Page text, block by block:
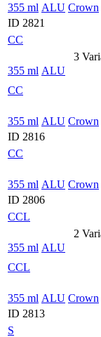
355 ml ALU Crown
ID 2821
CC
3
355 ml ALU
CC
355 ml ALU Crown
ID 2816
CC
355 ml ALU Crown
ID 2806
CCL
2
355 ml ALU
CCL
355 ml ALU Crown
ID 2813
S